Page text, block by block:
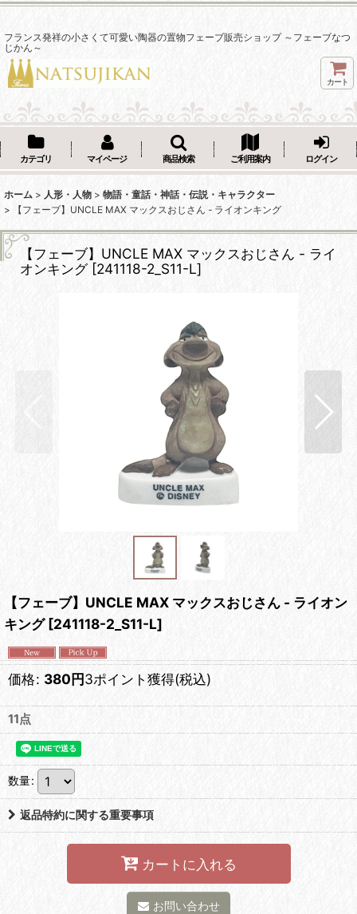
フランス発祥の小さくて可愛い陶器の置物フェーブ販売ショップ ～フェーブなつ
じかん～
カート
カテゴリ マイページ 商品検索 ご利用案内 ログイン
ホーム > 人形・人物 > 物語・童話・神話・伝説・キャラクター
>
【フェーブ】UNCLE MAX マックスおじさん - ライオンキング
【フェーブ】UNCLE MAX マックスおじさん - ライ
オンキング [241118-2_S11-L]
【フェーブ】UNCLE MAX マックスおじさん - ライオン
キング [241118-2_S11-L]
価格: 380円3ポイント獲得(税込)
11点
数量:
返品特約に関する重要事項
カートに入れる
お問い合わせ